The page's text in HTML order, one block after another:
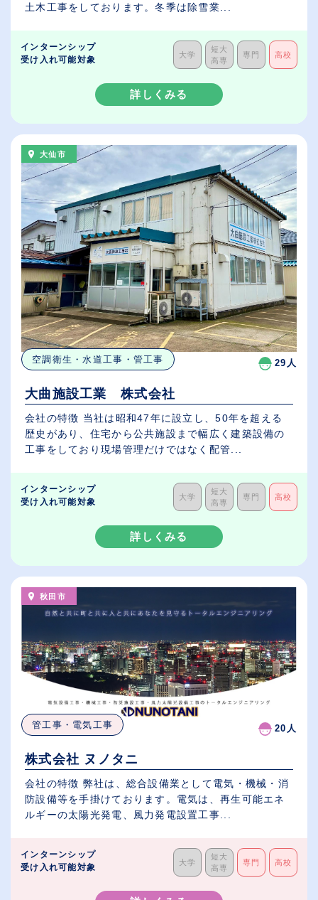
土木工事をしております。冬季は除雪業...
インターンシップ
受け入れ可能対象
大学
短大
高専
専門 高校
詳しくみる
大仙市
空調衛生・水道工事・管工事 29人
大曲施設工業 株式会社
会社の特徴 当社は昭和47年に設立し、50年を超える
歴史があり、住宅から公共施設まで幅広く建築設備の
工事をしており現場管理だけではなく配管...
インターンシップ
受け入れ可能対象
大学
短大
高専
専門 高校
詳しくみる
秋田市
管工事・電気工事 20人
株式会社 ヌノタニ
会社の特徴 弊社は、総合設備業として電気・機械・消
防設備等を手掛けております。電気は、再生可能エネ
ルギーの太陽光発電、風力発電設置工事...
インターンシップ
受け入れ可能対象
大学
短大
高専
専門 高校